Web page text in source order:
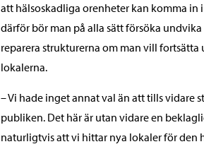
att hälsoskadliga orenheter kan komma in
därför bör man på alla sätt försöka
reparera strukturerna om man vill
lokalerna.
– Vi hade inget annat val än att tills vidare
publiken. Det här är utan vidare en
naturligtvis att vi hittar nya lokaler för den